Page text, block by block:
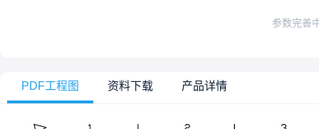
参数完善
PDF工程图 资料下载 产品详情